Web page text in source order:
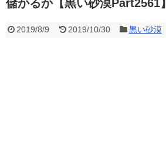
儲かるか【黒い砂漠Part2561】
2019/8/9 2019/10/30 黒い砂漠